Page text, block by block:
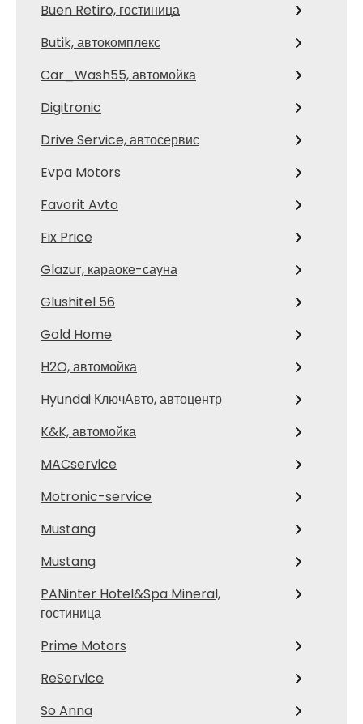
Buen Retiro, гостиница
Butik, автокомплекс
Car_Wash55, автомойка
Digitronic
Drive Service, автосервис
Evpa Motors
Favorit Avto
Fix Price
Glazur, караоке-сауна
Glushitel 56
Gold Home
H2O, автомойка
Hyundai КлючАвто, автоцентр
K&K, автомойка
MACservice
Motronic-service
Mustang
Mustang
PANinter Hotel&Spa Mineral,
гостиница
Prime Motors
ReService
So Anna